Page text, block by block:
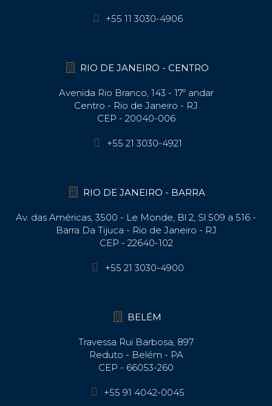
+55 11 3030-4906
RIO DE JANEIRO - CENTRO
Avenida Rio Branco, 143 - 17º andar
Centro - Rio de Janeiro - RJ
CEP - 20040-006
+55 21 3030-4921
RIO DE JANEIRO - BARRA
Av. das Américas, 3500 - Le Monde, Bl 2, Sl 509 a 516 -
Barra Da Tijuca - Rio de Janeiro - RJ
CEP - 22640-102​
+55 21 3030-4900
BELÉM
Travessa Rui Barbosa, 897
Reduto - Belém - PA
CEP - 66053-260
+55 91 4042-0045